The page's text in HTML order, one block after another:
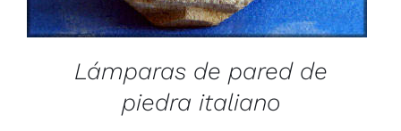
Lámparas de pared de
piedra italiano